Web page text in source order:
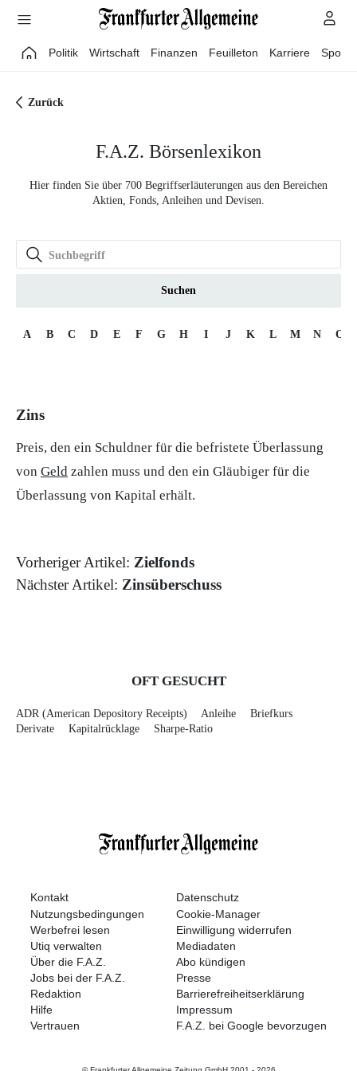
Direkt zum Hauptinhalt
Politik Wirtschaft Finanzen Feuilleton Karriere Sport
Zurück
F.A.Z. Börsenlexikon
Hier finden Sie über 700 Begriffserläuterungen aus den Bereichen
Aktien, Fonds, Anleihen und Devisen.
Suchen
A B C D E F G H I J K L M N O
Zins
Preis, den ein Schuldner für die befristete Überlassung
von Geld zahlen muss und den ein Gläubiger für die
Überlassung von Kapital erhält.
Vorheriger Artikel: Zielfonds
Nächster Artikel: Zinsüberschuss
OFT GESUCHT
ADR (American Depository Receipts) Anleihe
Briefkurs
Derivate
Kapitalrücklage Sharpe-Ratio
Kontakt
Datenschutz
Nutzungsbedingungen
Cookie-Manager
Werbefrei lesen
Einwilligung widerrufen
Utiq verwalten
Mediadaten
Über die F.A.Z.
Abo kündigen
Jobs bei der F.A.Z.
Presse
Redaktion
Barrierefreiheitserklärung
Hilfe
Impressum
Vertrauen
F.A.Z. bei Google bevorzugen